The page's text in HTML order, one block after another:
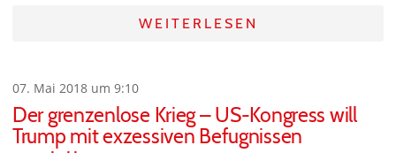
WEITERLESEN
07. Mai 2018 um 9:10
Der grenzenlose Krieg – US-Kongress will
Trump mit exzessiven Befugnissen